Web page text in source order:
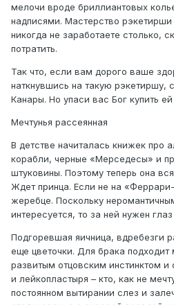
мелочи вроде бриллиантовых
надписями. Мастерство рэкетирши
никогда не заработаете столько,
потратить.
Так что, если вам дорого ваше
наткнувшись на такую рэкетиршу,
Канары. Но упаси вас Бог купить
Мечтунья рассеянная
В детстве начиталась книжек про
корабли, черные «Мерседесы» и
штуковины. Поэтому теперь она
Ждет принца. Если не на
жеребце. Поскольку
интересуется, то за ней нужен
Подгоревшая яичница, вдребезги
еще цветочки. Для брака
развитым отцовским инстинктом
и лейкопластыря – кто, как не
постоянном вытирании слез и